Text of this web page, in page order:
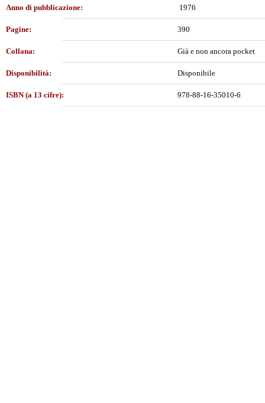
Anno di pubblicazione: 1976
Pagine: 390
Collana: Già e non ancora pocket
Disponibilità: Disponibile
ISBN (a 13 cifre): 978-88-16-35010-6